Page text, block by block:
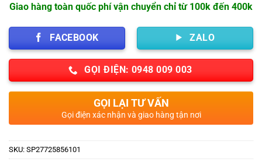
Giao hàng toàn quốc phí vận chuyển chỉ từ 100k đến 400k
FACEBOOK ZALO
GỌI ĐIỆN: 0948 009 003
GỌI LẠI TƯ VẤN
Gọi điện xác nhận và giao hàng tận nơi
SKU: SP27725856101